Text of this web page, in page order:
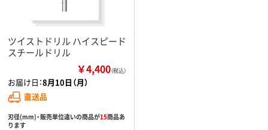
ツイストドリル ハイスピード
スチールドリル
￥4,400（税込）
お届け日：8月10日（月）
直送品
刃径(mm)・販売単位違いの商品が15商品あ
ります